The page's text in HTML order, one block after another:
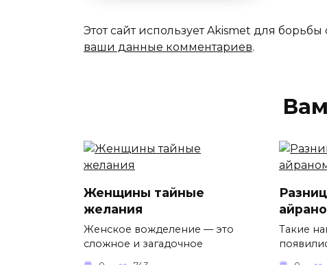
Этот сайт использует Akismet для борьбы
ваши данные комментариев.
Женщины тайные
желания
Женское вожделение — это
сложное и загадочное
Такие